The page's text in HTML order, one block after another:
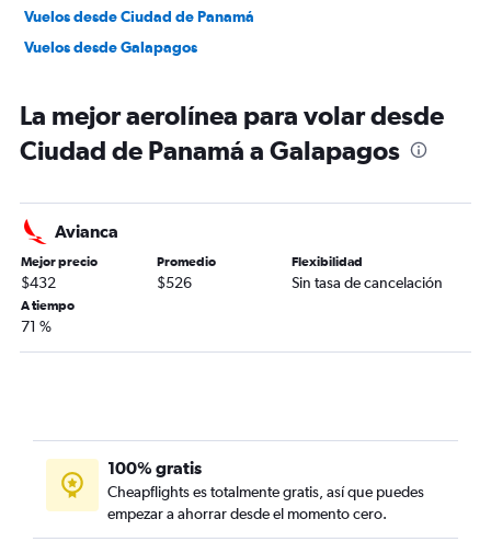
Vuelos desde Ciudad de Panamá
Vuelos desde Galapagos
La mejor aerolínea para volar desde
Ciudad de Panamá a Galapagos
Avianca
Mejor precio
$432
Promedio
$526
Flexibilidad
Sin tasa de cancelación
A tiempo
71 %
100% gratis
Cheapflights es totalmente gratis, así que puedes
empezar a ahorrar desde el momento cero.